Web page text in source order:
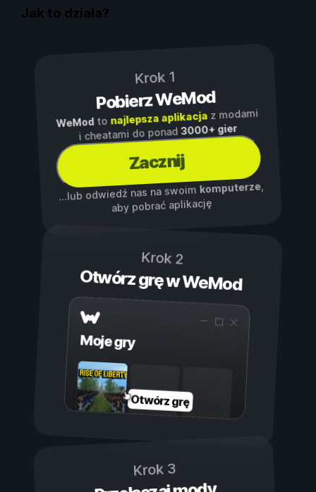
Jak to działa?
Krok 1
Pobierz WeMod
WeModto najlepsza aplikacjaz modami
i cheatami do ponad3000+ gier
Zacznij
...lub odwiedź nas na swoim komputerze,
aby pobrać aplikację
Krok 2
Otwórz grę w WeMod
Moje gry
Otwórz grę
Krok 3